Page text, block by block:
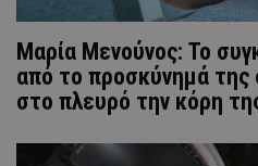
Μαρία Μενούνος: Το
από το προσκύνημά της
στο πλευρό την κόρη